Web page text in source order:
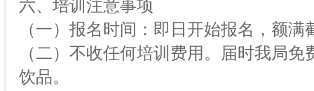
六、培训注意事项
（一）报名时间：即日开始报名，额满
（二）不收任何培训费用。届时我局
饮品。